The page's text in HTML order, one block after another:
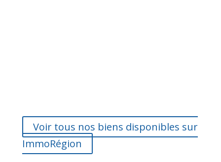
Voir tous nos biens disponibles sur
ImmoRégion